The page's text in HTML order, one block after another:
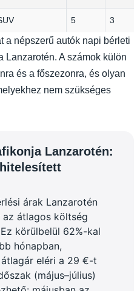
5 3
a népszerű autók napi bérleti
Lanzarotén. A számok külön
és a főszezonra, és olyan
nem szükséges
Lanzarotén:
árak Lanzarotén
az átlagos költség
körülbelül 62%-kal
hónapban,
eléri a 29 €-t
(május–július)